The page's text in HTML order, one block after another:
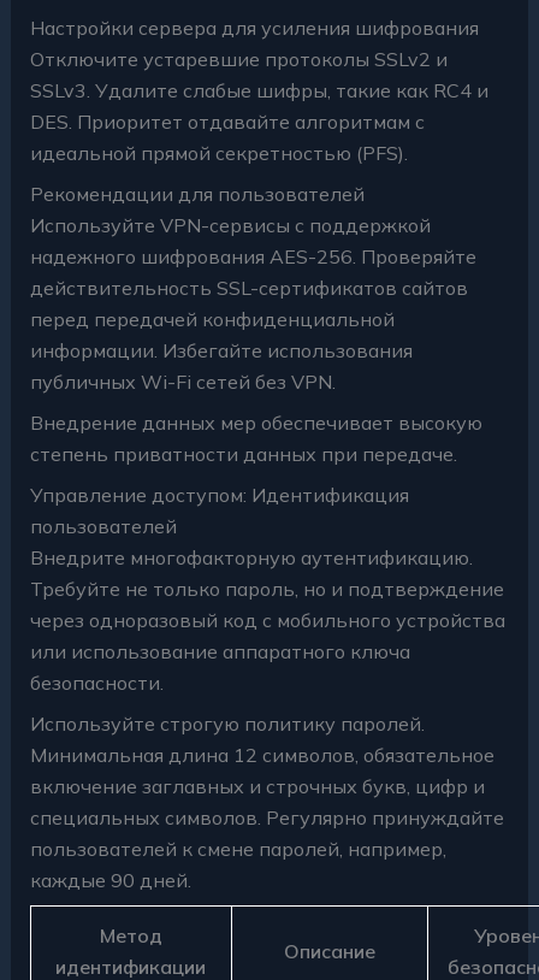
Настройки сервера для усиления шифрования
Отключите устаревшие протоколы SSLv2 и
SSLv3. Удалите слабые шифры, такие как RC4 и
DES. Приоритет отдавайте алгоритмам с
идеальной прямой секретностью (PFS).
Рекомендации для пользователей
Используйте VPN-сервисы с поддержкой
надежного шифрования AES-256. Проверяйте
действительность SSL-сертификатов сайтов
перед передачей конфиденциальной
информации. Избегайте использования
публичных Wi-Fi сетей без VPN.
Внедрение данных мер обеспечивает высокую
степень приватности данных при передаче.
Управление доступом: Идентификация
пользователей
Внедрите многофакторную аутентификацию.
Требуйте не только пароль, но и подтверждение
через одноразовый код с мобильного устройства
или использование аппаратного ключа
безопасности.
Используйте строгую политику паролей.
Минимальная длина 12 символов, обязательное
включение заглавных и строчных букв, цифр и
специальных символов. Регулярно принуждайте
пользователей к смене паролей, например,
каждые 90 дней.
Метод
идентификации
Описание